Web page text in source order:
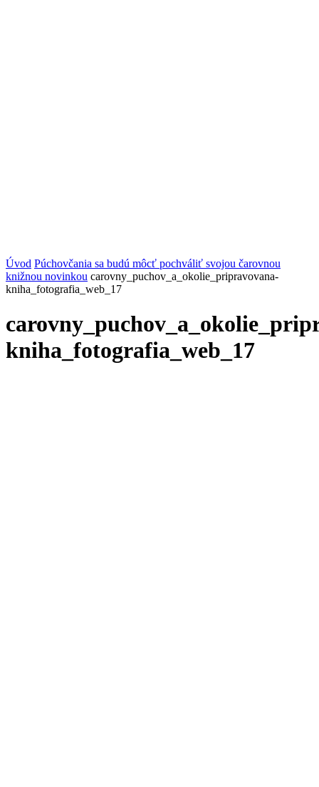
Úvod Púchovčania sa budú môcť pochváliť svojou čarovnou
knižnou novinkou carovny_puchov_a_okolie_pripravovana-
kniha_fotografia_web_17
kniha_fotografia_web_17